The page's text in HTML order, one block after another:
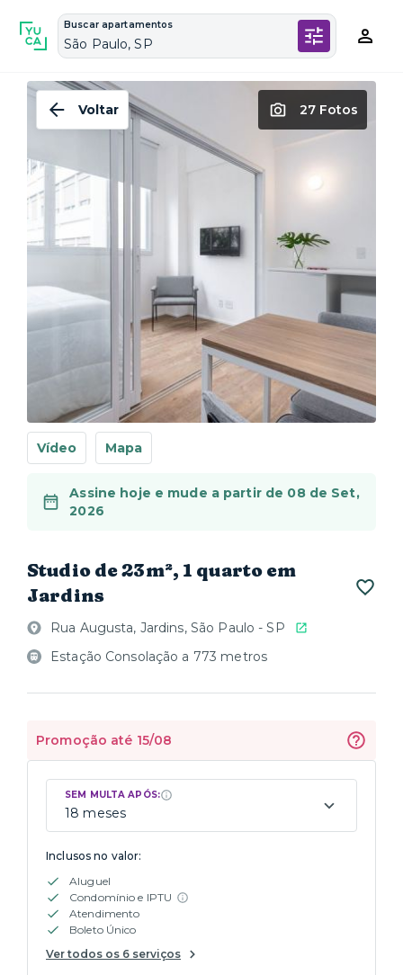
Buscar apartamentos
São Paulo, SP
Assine hoje e mude a partir de 08 de Set,
2026
Voltar 27 Fotos
Vídeo Mapa
Studio de 23m², 1 quarto em
Jardins
Rua Augusta, Jardins, São Paulo - SP
Estação Consolação a 773 metros
Promoção até 15/08
SEM MULTA APÓS:
18 meses
Inclusos no valor:
Aluguel
Condomínio e IPTU
Atendimento
Boleto Único
Ver todos os 6 serviços